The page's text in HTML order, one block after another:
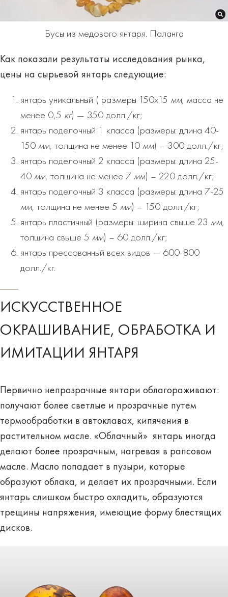
Бусы из медового янтаря. Паланга
Как показали результаты исследования рынка,
цены на сырьевой янтарь следующие:
янтарь уникальный ( размеры 150х15 мм, масса не
менее 0,5 кг) — 350 долл./кг;
янтарь поделочный 1 класса (размеры: длина 40-
150 мм, толщина не менее 10 мм) – 300 долл./кг;
янтарь поделочный 2 класса (размеры: длина 25-
40 мм, толщина не менее 7 мм) – 220 долл./кг;
янтарь поделочный 3 класса (размеры: длина 7-25
мм, толщина не менее 5 мм) – 150 долл./кг;
янтарь пластичный (размеры: ширина свыше 23 мм,
толщина свыше 5 мм) – 60 долл./кг;
янтарь прессованный всех видов — 600-800
долл./кг.
ИСКУССТВЕННОЕ
ОКРАШИВАНИЕ, ОБРАБОТКА И
ИМИТАЦИИ ЯНТАРЯ
Первично непрозрачные янтари облагораживают:
получают более светлые и прозрачные путем
термообработки в автоклавах, кипячения в
растительном масле. «Облачный» янтарь иногда
делают более прозрачным, нагревая в рапсовом
масле. Масло попадает в пузыри, которые
образуют облака, и делает их прозрачными. Если
янтарь слишком быстро охладить, образуются
трещины напряжения, имеющие форму блестящих
дисков.